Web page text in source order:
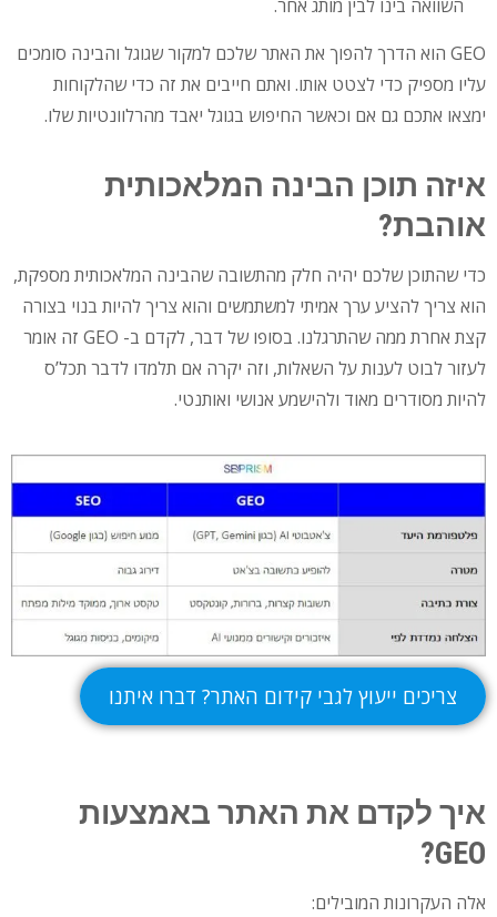
השוואה בינו לבין מותג אחר.
GEO הוא הדרך להפוך את האתר שלכם למקור שגוגל והבינה סומכים
עליו מספיק כדי לצטט אותו. ואתם חייבים את זה כדי שהלקוחות
ימצאו אתכם גם אם וכאשר החיפוש בגוגל יאבד מהרלוונטיות שלו.
איזה תוכן הבינה המלאכותית
אוהבת?
כדי שהתוכן שלכם יהיה חלק מהתשובה שהבינה המלאכותית מספקת,
הוא צריך להציע ערך אמיתי למשתמשים והוא צריך להיות בנוי בצורה
קצת אחרת ממה שהתרגלנו. בסופו של דבר, לקדם ב- GEO זה אומר
לעזור לבוט לענות על השאלות, וזה יקרה אם תלמדו לדבר תכל’ס
להיות מסודרים מאוד ולהישמע אנושי ואותנטי.
צריכים ייעוץ לגבי קידום האתר? דברו איתנו
איך לקדם את האתר באמצעות
GEO?
אלה העקרונות המובילים: